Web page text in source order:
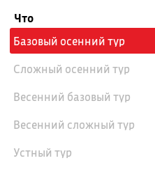
Что
Базовый осенний тур
Сложный осенний тур
Весенний базовый тур
Весенний сложный тур
Устный тур